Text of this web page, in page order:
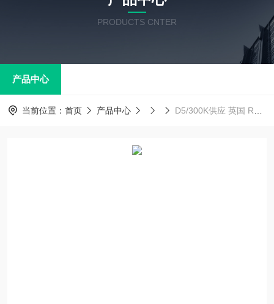
PRODUCTS CNTER
产品中心
当前位置： 首页 产品中心 D5/300K供应 英国 RDPD5/300K称重传感器